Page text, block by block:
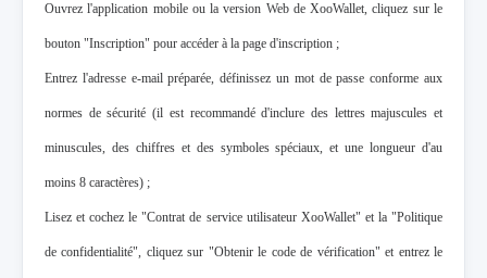
Ouvrez l'application mobile ou la version Web de XooWallet, cliquez sur le
bouton "Inscription" pour accéder à la page d'inscription ;
Entrez l'adresse e-mail préparée, définissez un mot de passe conforme aux
normes de sécurité (il est recommandé d'inclure des lettres majuscules et
minuscules, des chiffres et des symboles spéciaux, et une longueur d'au
moins 8 caractères) ;
Lisez et cochez le "Contrat de service utilisateur XooWallet" et la "Politique
de confidentialité", cliquez sur "Obtenir le code de vérification" et entrez le